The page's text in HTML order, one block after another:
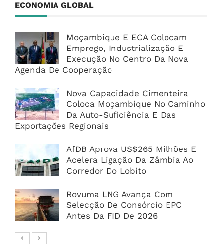
ECONOMIA GLOBAL
Moçambique E ECA Colocam
Emprego, Industrialização E
Execução No Centro Da Nova
Agenda De Cooperação
Nova Capacidade Cimenteira
Coloca Moçambique No Caminho
Da Auto-Suficiência E Das
Exportações Regionais
AfDB Aprova US$265 Milhões E
Acelera Ligação Da Zâmbia Ao
Corredor Do Lobito
Rovuma LNG Avança Com
Selecção De Consórcio EPC
Antes Da FID De 2026